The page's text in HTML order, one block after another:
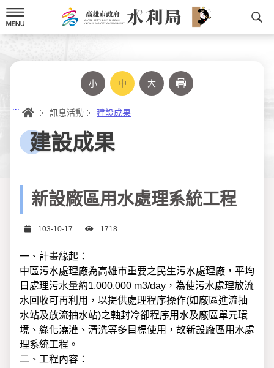
到
主
要
小 中 大
::: 首頁訊息活動 建設成果
建設成果
新設廠區用水處理系統工程
日期
103-10-17 瀏覽次數
1718
一、計畫緣起：
中區污水處理廠為高雄市重要之民生污水處理廠，平均
日處理污水量約1,000,000 m3/day，為使污水處理放流
水回收可再利用，以提供處理程序操作(如廠區進流抽
水站及放流抽水站)之軸封冷卻程序用水及廠區單元環
境、綠化澆灌、清洗等多目標使用，故新設廠區用水處
理系統工程。
二、工程內容：